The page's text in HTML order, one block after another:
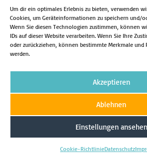
Um dir ein optimales Erlebnis zu bieten, verwenden
Cookies, um Geräteinformationen zu speichern und/
Wenn Sie diesen Technologien zustimmen, können
IDs auf dieser Website verarbeiten. Wenn Sie Ihre
oder zurückziehen, können bestimmte Merkmale
werden.
Akzeptieren
Ablehnen
Einstellungen ansehen
Cookie-RichtlinieDatenschutz
Plenarsaal…
13. November 2025 Aktuell
Copyright 2026 - Matthias Eggers